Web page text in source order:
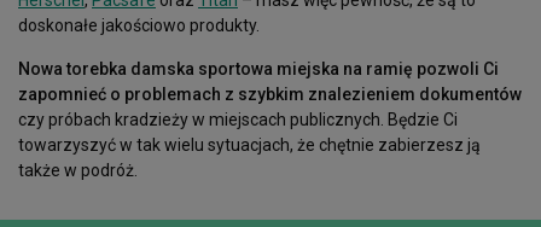
doskonałe jakościowo produkty.
Nowa torebka damska sportowa miejska na ramię pozwoli Ci
zapomnieć o problemach z szybkim znalezieniem dokumentów
czy próbach kradzieży w miejscach publicznych. Będzie Ci
towarzyszyć w tak wielu sytuacjach, że chętnie zabierzesz ją
także w podróż.